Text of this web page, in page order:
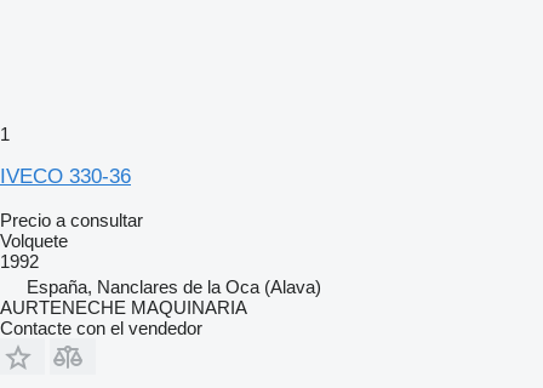
1
IVECO 330-36
Precio a consultar
Volquete
1992
España, Nanclares de la Oca (Alava)
AURTENECHE MAQUINARIA
Contacte con el vendedor